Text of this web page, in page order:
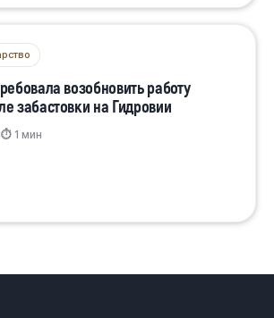
возобновить работу
забастовки на Гидровии
⏱ 1 мин